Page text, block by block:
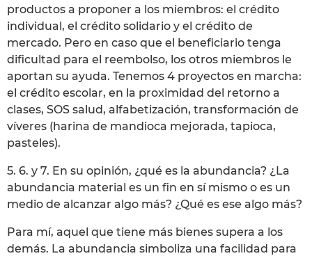
productos a proponer a los miembros: el crédito
individual, el crédito solidario y el crédito de
mercado. Pero en caso que el beneficiario tenga
dificultad para el reembolso, los otros miembros le
aportan su ayuda. Tenemos 4 proyectos en marcha:
el crédito escolar, en la proximidad del retorno a
clases, SOS salud, alfabetización, transformación de
víveres (harina de mandioca mejorada, tapioca,
pasteles).
5. 6. y 7. En su opinión, ¿qué es la abundancia? ¿La
abundancia material es un fin en sí mismo o es un
medio de alcanzar algo más? ¿Qué es ese algo más?
Para mí, aquel que tiene más bienes supera a los
demás. La abundancia simboliza una facilidad para